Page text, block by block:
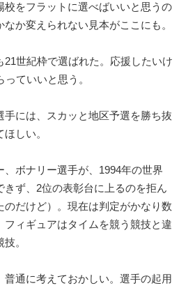
校をフラットに選べばいいと思うの
か変えられない見本がここにも。
世紀枠で選ばれた。応援したいけ
ていいと思う。
には、スカッと地区予選を勝ち抜
しい。
ボナリー選手が、1994年の世界
ず、2位の表彰台に上るのを拒ん
だけど）。現在は判定がかなり数
ィギュアはタイムを競う競技と違
。
通に考えておかしい。選手の起用